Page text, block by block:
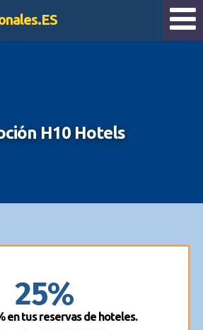
H10 Hotels
25%
en tus reservas de hoteles.